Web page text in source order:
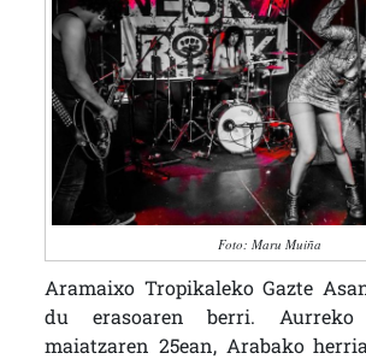
Foto: Maru Muiña
Aramaixo Tropikaleko Gazte
du erasoaren berri. Aurreko
maiatzaren 25ean, Arabako